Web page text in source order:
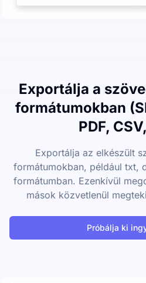
Exportálja a
formátumokban
PDF,
Exportálja az elkészült
formátumokban, például txt,
formátumban. Ezenkívül
mások közvetlenül
Próbálja ki